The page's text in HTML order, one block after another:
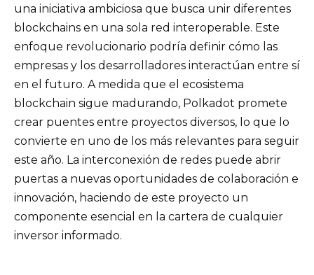
una iniciativa ambiciosa que busca unir diferentes
blockchains en una sola red interoperable. Este
enfoque revolucionario podría definir cómo las
empresas y los desarrolladores interactúan entre sí
en el futuro. A medida que el ecosistema
blockchain sigue madurando, Polkadot promete
crear puentes entre proyectos diversos, lo que lo
convierte en uno de los más relevantes para seguir
este año. La interconexión de redes puede abrir
puertas a nuevas oportunidades de colaboración e
innovación, haciendo de este proyecto un
componente esencial en la cartera de cualquier
inversor informado.